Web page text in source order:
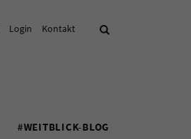
Login Kontakt Suche
#WEITBLICK-BLOG